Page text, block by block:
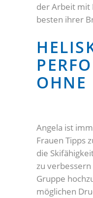
der Arbeit mit
besten ihrer
OHNE
Angela ist
Frauen Tipps
die
zu
Gruppe
möglichen